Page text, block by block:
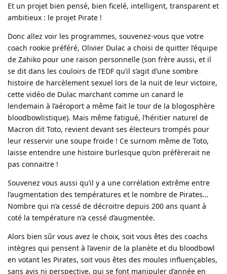
Et un projet bien pensé, bien ficelé, intelligent, transparent et
ambitieux : le projet Pirate !
Donc allez voir les programmes, souvenez-vous que votre
coach rookie préféré, Olivier Dulac a choisi de quitter l’équipe
de Zahiko pour une raison personnelle (son frère aussi, et il
se dit dans les couloirs de l’EDF qu’il s’agit d’une sombre
histoire de harcèlement sexuel lors de la nuit de leur victoire,
cette vidéo de Dulac marchant comme un canard le
lendemain à l’aéroport a même fait le tour de la blogosphère
bloodbowlistique). Mais même fatigué, l’héritier naturel de
Macron dit Toto, revient devant ses électeurs trompés pour
leur resservir une soupe froide ! Ce surnom même de Toto,
laisse entendre une histoire burlesque qu’on préfèrerait ne
pas connaitre !
Souvenez vous aussi qu’il y a une corrélation extrême entre
l’augmentation des températures et le nombre de Pirates…
Nombre qui n’a cessé de décroitre depuis 200 ans quant à
coté la température n’a cessé d’augmentée.
Alors bien sûr vous avez le choix, soit vous êtes des coachs
intègres qui pensent à l’avenir de la planète et du bloodbowl
en votant les Pirates, soit vous êtes des moules influençables,
sans avis ni perspective, qui se font manipuler d’année en